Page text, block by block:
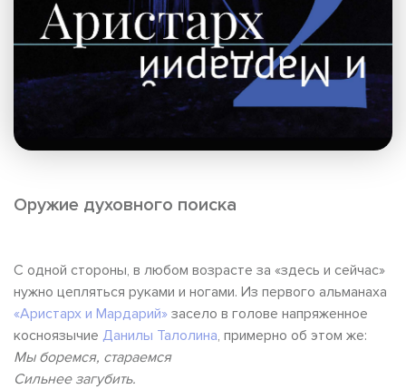
Оружие духовного поиска
С одной стороны, в любом возрасте за «здесь и сейчас»
нужно цепляться руками и ногами. Из первого альманаха
«Аристарх и Мардарий» засело в голове напряженное
косноязычие Данилы Талолина, примерно об этом же:
Мы боремся, стараемся
Сильнее загубить.